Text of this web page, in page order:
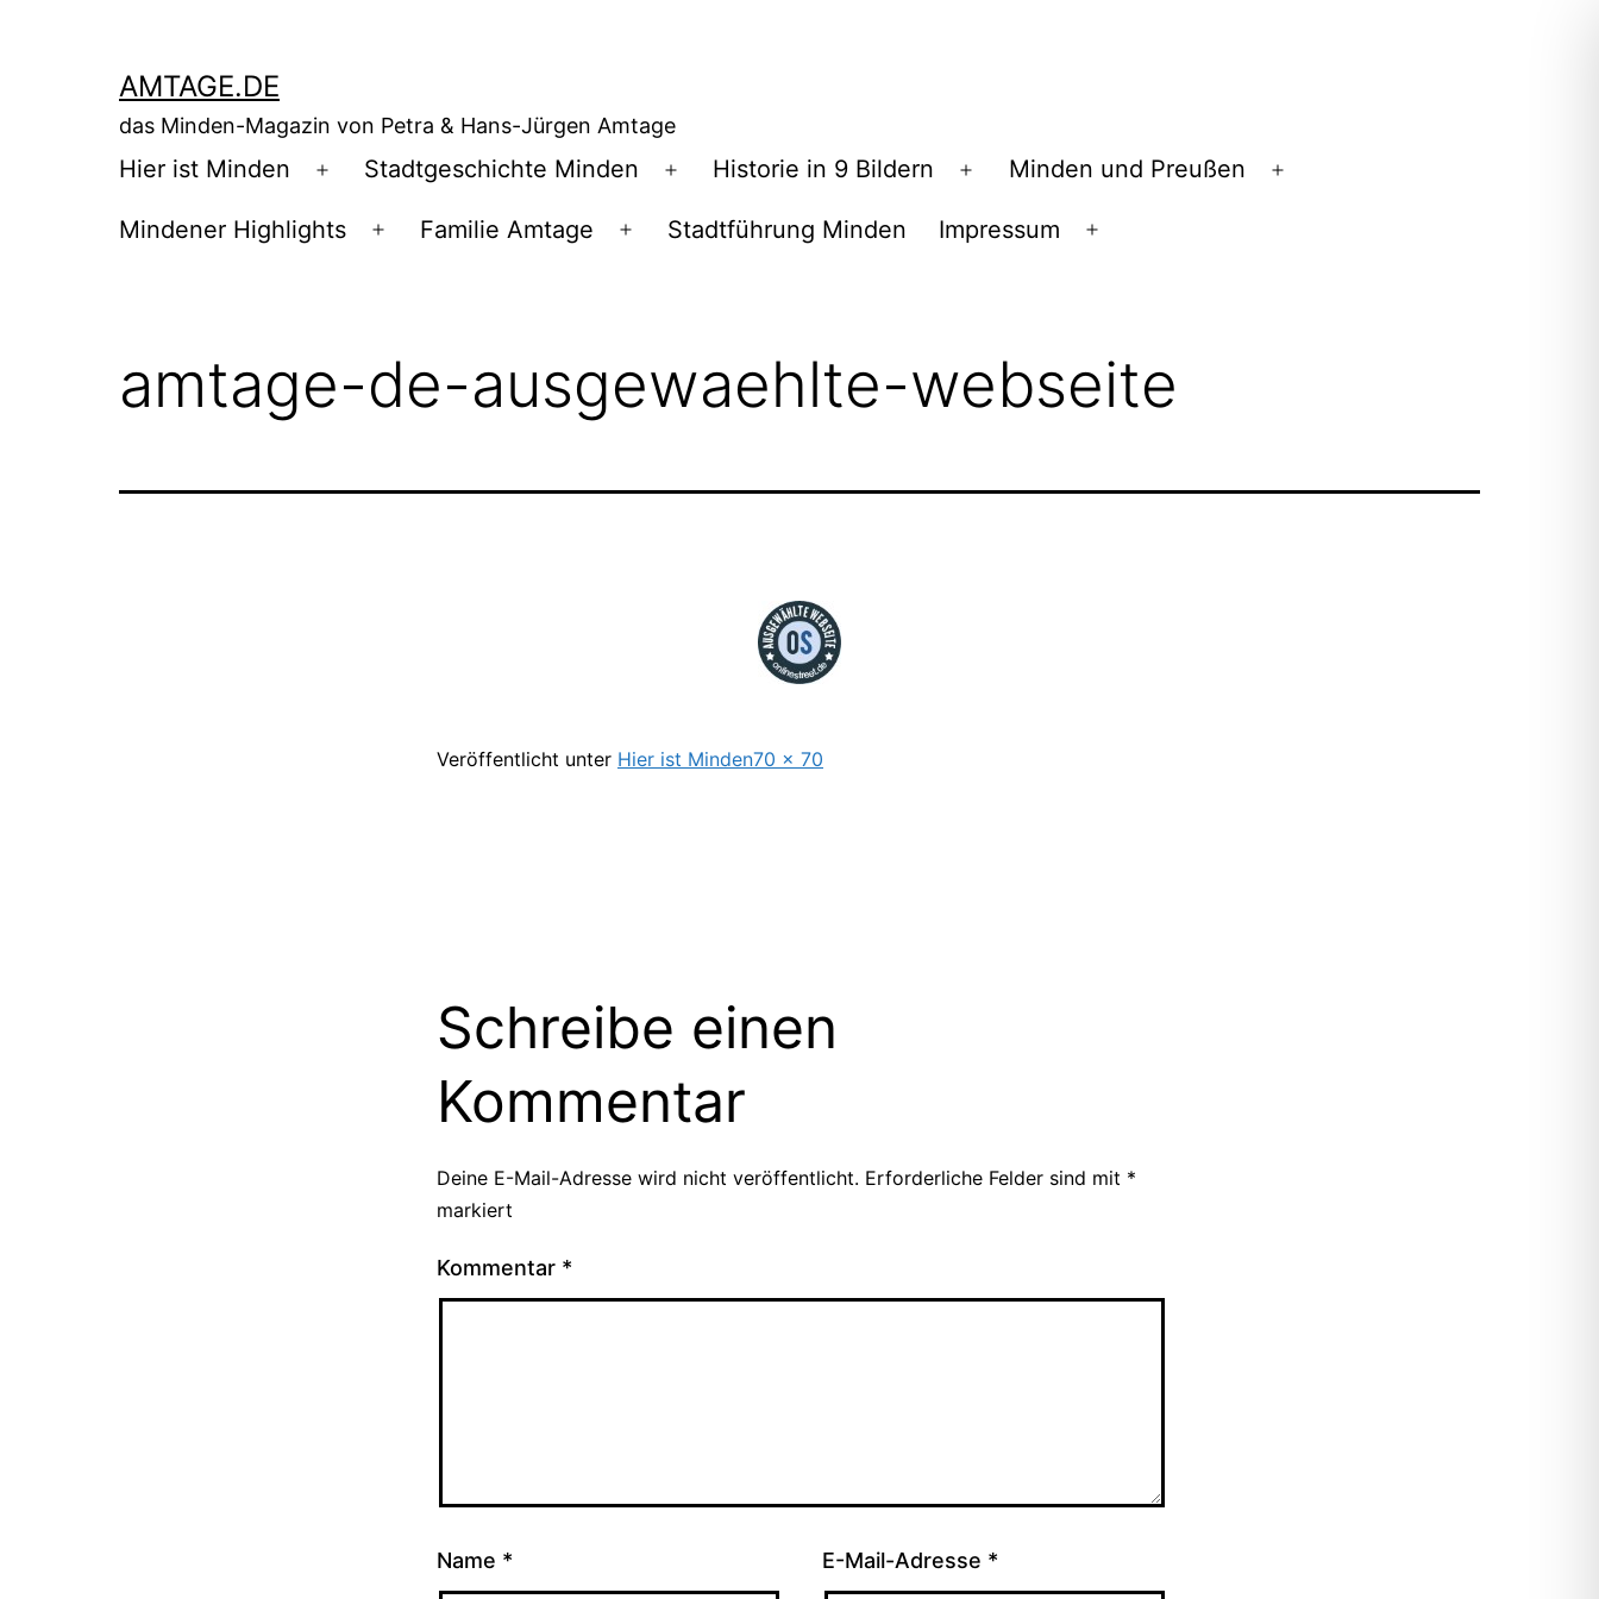
AMTAGE.DE
das Minden-Magazin von Petra & Hans-Jürgen Amtage
Hier ist Minden
Menü
öffnen
Stadtgeschichte Minden
Menü
öffnen
Historie in 9 Bildern
Menü
öffnen
Minden und Preußen
Mindener Highlights
Menü
Familie Amtage
Menü
Stadtführung Minden Impressum
amtage-de-ausgewaehlte-webseite
Veröffentlicht unter Hier ist MindenOriginalgröße
70 × 70
Schreibe einen
Kommentar
Deine E-Mail-Adresse wird nicht veröffentlicht. Erforderliche Felder sind mit *
markiert
Kommentar *
Name * E-Mail-Adresse *